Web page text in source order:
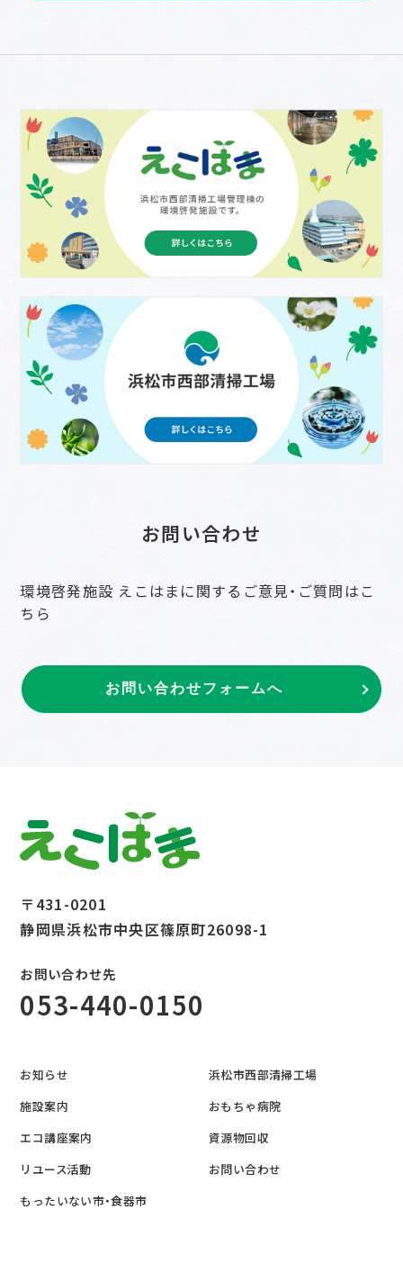
お問い合わせ
環境啓発施設 えこはまに関するご意見・ご質問はこ
ちら
お問い合わせフォームへ
〒431-0201
静岡県浜松市中央区篠原町26098-1
お問い合わせ先
053-440-0150
お知らせ
施設案内
エコ講座案内
リユース活動
もったいない市・食器市
浜松市西部清掃工場
おもちゃ病院
資源物回収
お問い合わせ